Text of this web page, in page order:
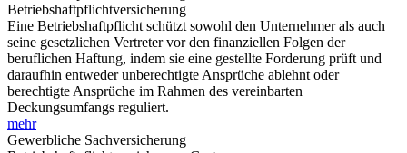
Betriebshaftpflichtversicherung
Eine Betriebshaftpflicht schützt sowohl den Unternehmer als auch
seine gesetzlichen Vertreter vor den finanziellen Folgen der
beruflichen Haftung, indem sie eine gestellte Forderung prüft und
daraufhin entweder unberechtigte Ansprüche ablehnt oder
berechtigte Ansprüche im Rahmen des vereinbarten
Deckungsumfangs reguliert.
mehr
Gewerbliche Sachversicherung